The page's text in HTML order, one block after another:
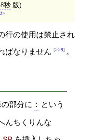
秒版)
行の使用は禁止され
ばなりません >>9 。
部分に : という
んちくりんな